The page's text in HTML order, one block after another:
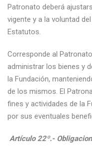
Patronato deberá
vigente y a la voluntad
Estatutos.
Corresponde al
administrar los bienes y
la Fundación,
de los mismos. El
fines y actividades de la
por sus eventuales
Artículo 22º.-